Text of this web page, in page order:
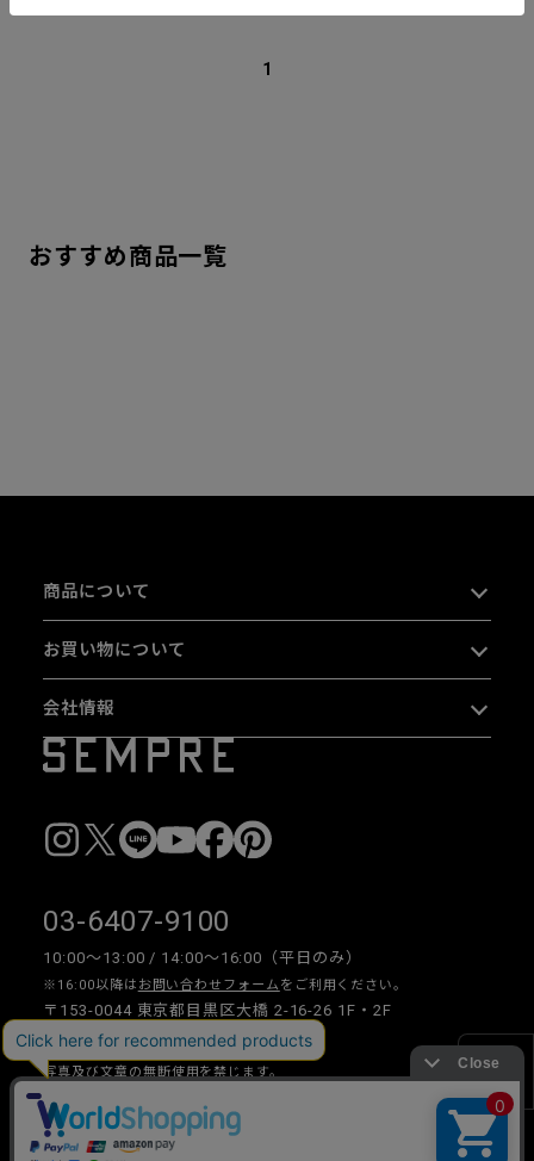
絞り込み
1
おすすめ商品一覧
商品について
お買い物について
会社情報
03-6407-9100
10:00〜13:00 / 14:00〜16:00（平日のみ）
※16:00以降は お問い合わせフォーム をご利用ください。
〒153-0044 東京都目黒区大橋 2-16-26 1F・2F
写真及び文章の無断使用を禁じます。
Copyright © 2026 SEMPRE DESIGN CO., LTD.All right reserved.
__